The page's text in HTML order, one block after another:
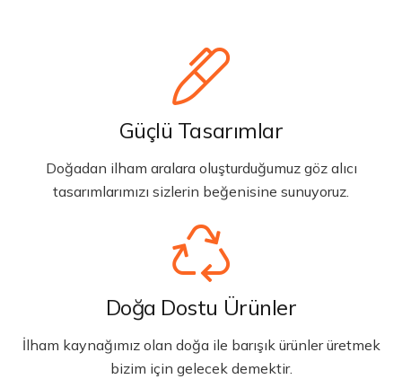
Güçlü Tasarımlar
Doğadan ilham aralara oluşturduğumuz göz alıcı
tasarımlarımızı sizlerin beğenisine sunuyoruz.
Doğa Dostu Ürünler
İlham kaynağımız olan doğa ile barışık ürünler üretmek
bizim için gelecek demektir.